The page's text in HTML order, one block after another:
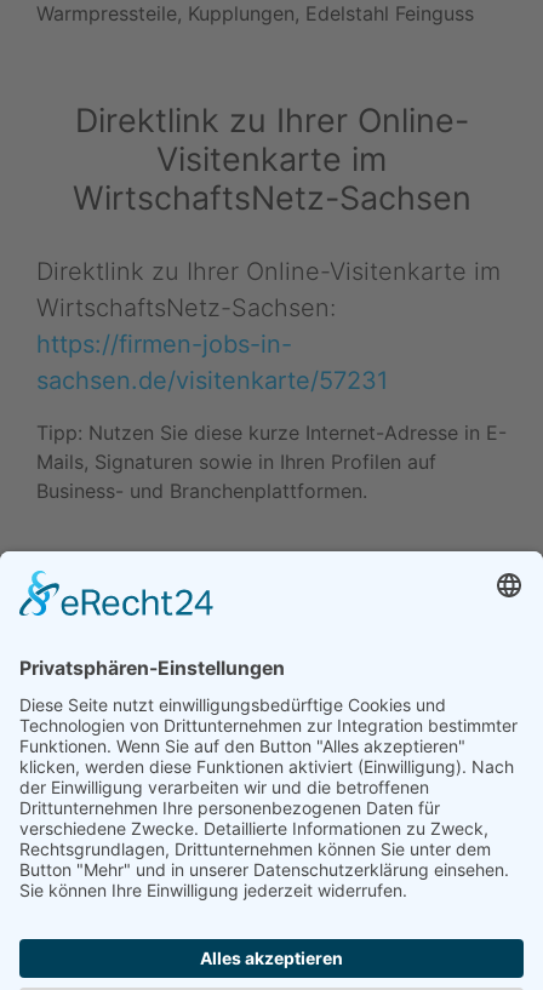
Warmpressteile, Kupplungen, Edelstahl Feinguss
Direktlink zu Ihrer Online-
Visitenkarte im
WirtschaftsNetz-Sachsen
Direktlink zu Ihrer Online-Visitenkarte im
WirtschaftsNetz-Sachsen:
https://firmen-jobs-in-
sachsen.de/visitenkarte/57231
Tipp: Nutzen Sie diese kurze Internet-Adresse in E-
Mails, Signaturen sowie in Ihren Profilen auf
Business- und Branchenplattformen.
Daten ändern (Inhaber) •
Drucken • Änderung
vorschlagen
Daten ändern (für Inhaber)•Änderung
vorschlagen•Drucken
Werben in diesem Portal•Kontakt / Impressum•
Datenschutzerklärung•Cookie-Einstellungen